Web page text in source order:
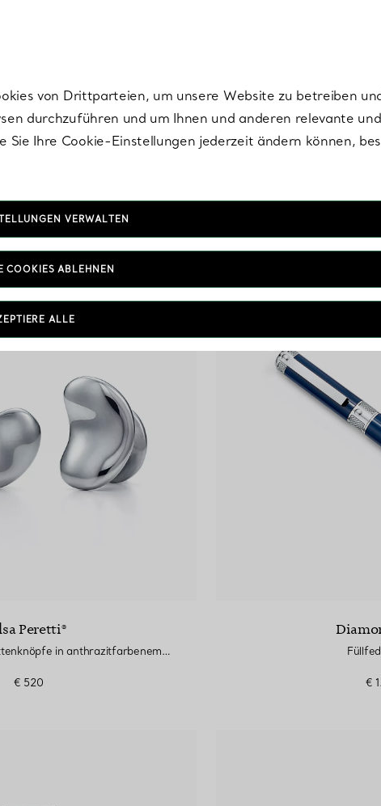
Eternity Ringe
Peretti®
Bean Design Manschettenknöpfe in anthrazitfarbenem Ruthenium, 18 mm
€ 520 €
von Drittparteien, um unsere Website zu betreiben
durchzuführen und um Ihnen und anderen relevante
Ihre Cookie-Einstellungen jederzeit ändern können,
VERWALTEN
COOKIES ABLEHNEN
ALLE